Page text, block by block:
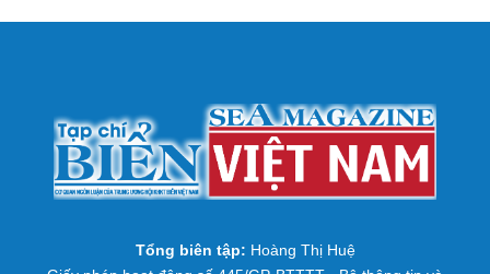
Tổng biên tập: Hoàng Thị Huệ